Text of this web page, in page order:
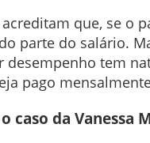
que, se o
parte do salário.
tem
pago
caso da Vanessa